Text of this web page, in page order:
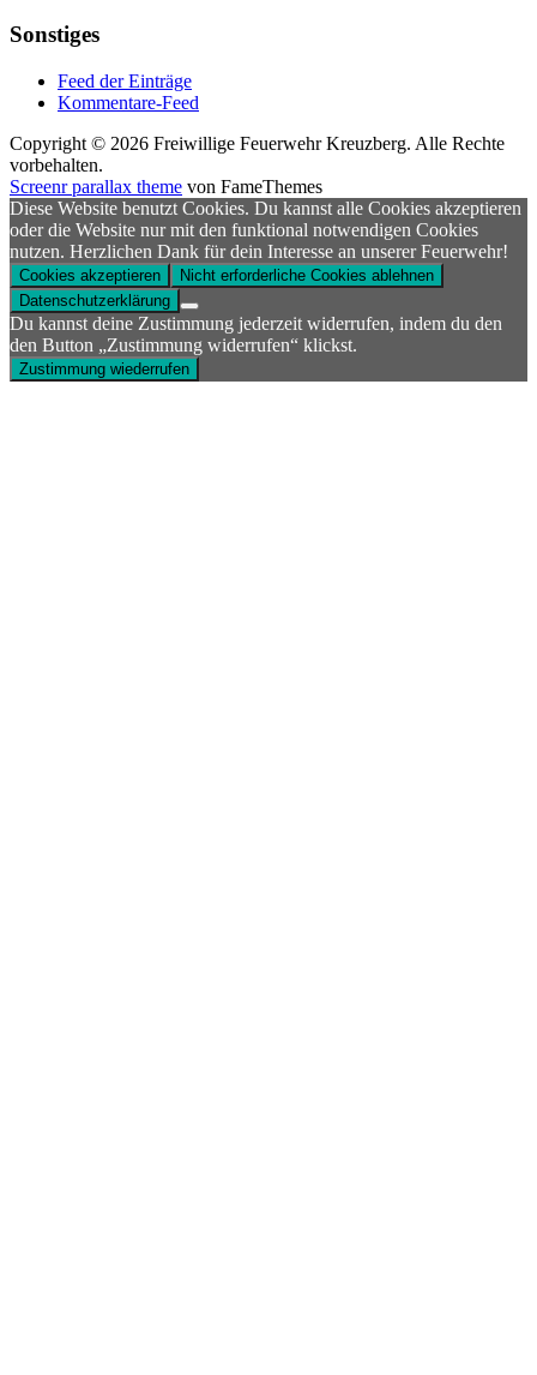
Sonstiges
Feed der Einträge
Kommentare-Feed
Copyright © 2026 Freiwillige Feuerwehr Kreuzberg. Alle Rechte
vorbehalten.
Screenr parallax theme von FameThemes
Diese Website benutzt Cookies. Du kannst alle Cookies akzeptieren
oder die Website nur mit den funktional notwendigen Cookies
nutzen. Herzlichen Dank für dein Interesse an unserer Feuerwehr!
Cookies akzeptieren
Nicht erforderliche Cookies ablehnen
Datenschutzerklärung
Du kannst deine Zustimmung jederzeit widerrufen, indem du den
den Button „Zustimmung widerrufen“ klickst.
Zustimmung wiederrufen